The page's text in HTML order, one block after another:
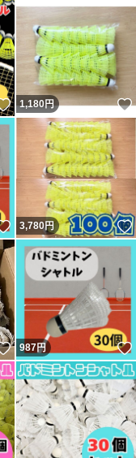
いいね！
1,180円
いいね！
3,780円
いいね！
987円